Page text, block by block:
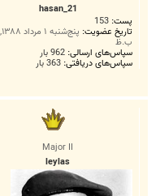
hasan_21
پست: 153
تاریخ عضویت:
ب.ظ
سپاس‌های ارسالی: 962 بار
سپاس‌های دریافتی: 363 بار
Major II
leylas